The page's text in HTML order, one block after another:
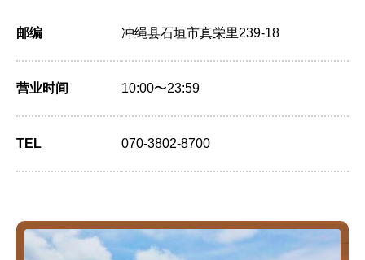
邮编 冲绳县石垣市真栄里239-18
营业时间 10:00〜23:59
TEL 070-3802-8700